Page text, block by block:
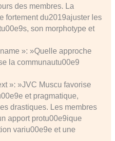
des membres. La
fortement du2019ajuster les
son morphotype et
»: »Quelle approche
la communautu00e9
»: »JVC Muscu favorise
et pragmatique,
drastiques. Les membres
apport protu00e9ique
variu00e9e et une